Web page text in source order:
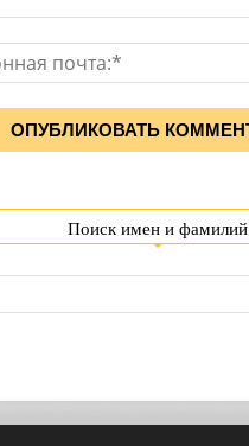
Поиск имен и фамилий